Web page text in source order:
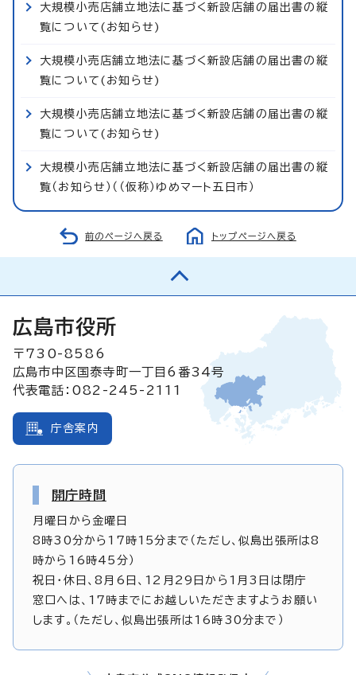
大規模小売店舗立地法に基づく新設店舗の届出書の縦
覧について(お知らせ)
大規模小売店舗立地法に基づく新設店舗の届出書の縦
覧について(お知らせ)
大規模小売店舗立地法に基づく新設店舗の届出書の縦
覧について(お知らせ)
大規模小売店舗立地法に基づく新設店舗の届出書の縦
覧（お知らせ）（（仮称）ゆめマート五日市）
前のページへ戻る トップページへ戻る
広島市役所
〒730-8586
広島市中区国泰寺町一丁目6番34号
代表電話：082-245-2111
庁舎案内
開庁時間
月曜日から金曜日
8時30分から17時15分まで（ただし、似島出張所は8
時から16時45分）
祝日・休日、8月6日、12月29日から1月3日は閉庁
窓口へは、17時までにお越しいただきますようお願い
します。（ただし、似島出張所は16時30分まで）